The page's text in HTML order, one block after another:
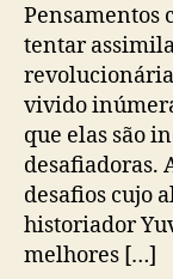
Pensamentos
tentar
vivido
que elas são
desafiadoras.
desafios cujo
historiador
melhores […]